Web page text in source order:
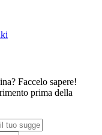
Faccelo sapere!
prima della